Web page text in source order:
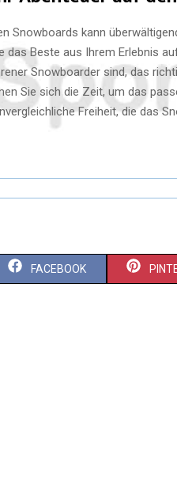
Snowboards kann
das Beste aus Ihrem Erlebnis
Snowboarder sind, das
Sie sich die Zeit, um das
Freiheit, die das
FACEBOOK